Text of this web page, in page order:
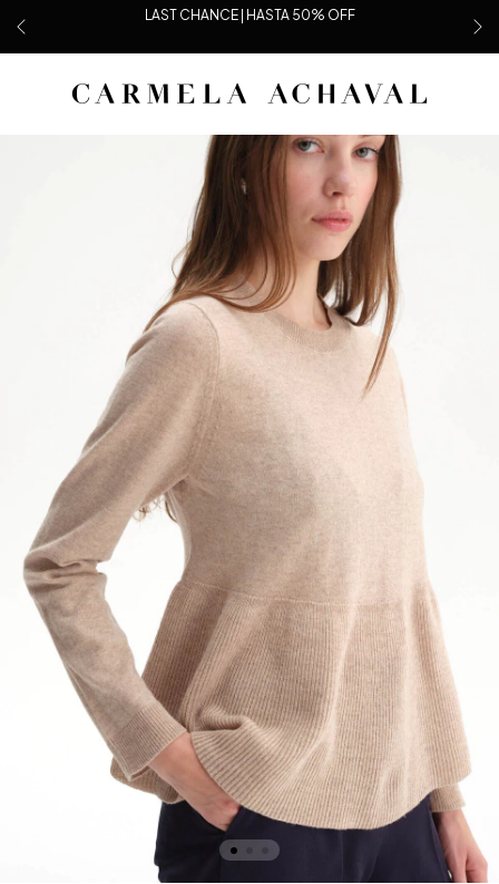
LAST CHANCE | HASTA 50% OFF